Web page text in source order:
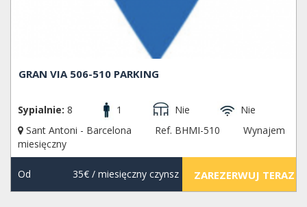
GRAN VIA 506-510 PARKING
Sypialnie: 8 1 Nie
Nie
Sant Antoni - Barcelona
Ref. BHMI-510
Wynajem
miesięczny
Od 35€/ miesięczny czynsz ZAREZERWUJ TERAZ